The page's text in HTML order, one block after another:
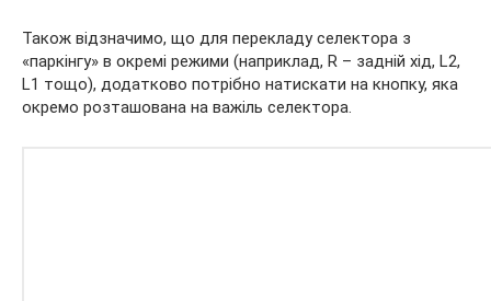
Також відзначимо, що для перекладу селектора з
«паркінгу» в окремі режими (наприклад, R – задній хід, L2,
L1 тощо), додатково потрібно натискати на кнопку, яка
окремо розташована на важіль селектора.